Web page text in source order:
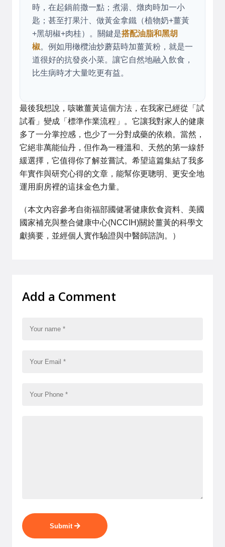
時，在起鍋前撒一點；煮湯、燉肉時加一小
匙；甚至打果汁、做黃金拿鐵（植物奶+薑黃
+黑胡椒+肉桂）。關鍵是搭配油脂和黑胡
椒。例如用橄欖油炒蘑菇時加薑黃粉，就是一
道很好的抗發炎小菜。讓它自然地融入飲食，
比生病時才大量吃更有益。
最後我想說，咳嗽薑黃這個方法，在我家已經從「試
試看」變成「標準作業流程」。它讓我對家人的健康
多了一分掌控感，也少了一分對成藥的依賴。當然，
它絕非萬能仙丹，但作為一種溫和、天然的第一線舒
緩選擇，它值得你了解並嘗試。希望這篇集結了我多
年實作與研究心得的文章，能幫你更聰明、更安全地
運用廚房裡的這抹金色力量。
（本文內容參考自衛福部國健署健康飲食資料、美國
國家補充與整合健康中心(NCCIH)關於薑黃的科學文
獻摘要，並經個人實作驗證與中醫師諮詢。）
Add a Comment
Submit